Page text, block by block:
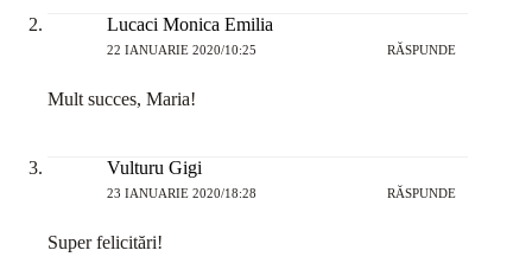
Lucaci Monica Emilia
22 IANUARIE 2020/10:25 RĂSPUNDE
Mult succes, Maria!
Vulturu Gigi
23 IANUARIE 2020/18:28 RĂSPUNDE
Super felicitări!